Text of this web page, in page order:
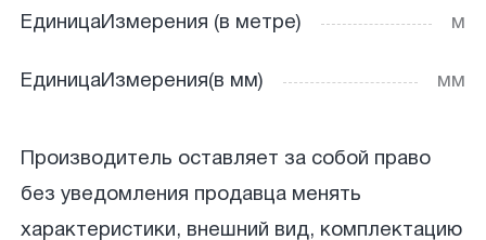
ЕдиницаИзмерения (в метре) м
ЕдиницаИзмерения(в мм) мм
Производитель оставляет за собой право
без уведомления продавца менять
характеристики, внешний вид, комплектацию